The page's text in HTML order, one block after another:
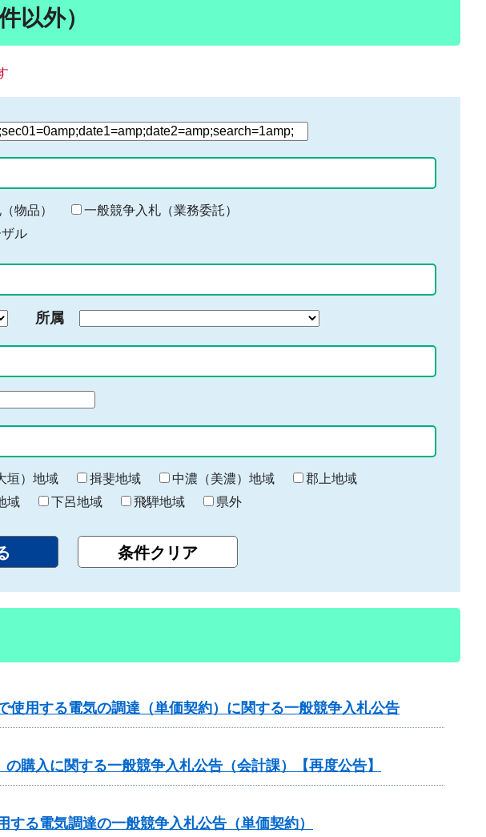
以外）
物品）
一般競争入札（業務委託）
ル
所属
垣）地域 揖斐地域 中濃（美濃）地域
郡上地域
域 下呂地域 飛騨地域 県外
使用する電気の調達（単価契約）に関する一般競争入札公告
購入に関する一般競争入札公告（会計課）【再度公告】
る電気調達の一般競争入札公告（単価契約）